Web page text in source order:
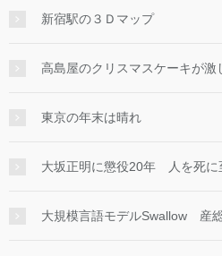
新宿駅の３Ｄマップ
高島屋のクリスマスケーキが激
東京の年末は晴れ
大坂正明に懲役20年 人を死に
大規模言語モデルSwallow 産